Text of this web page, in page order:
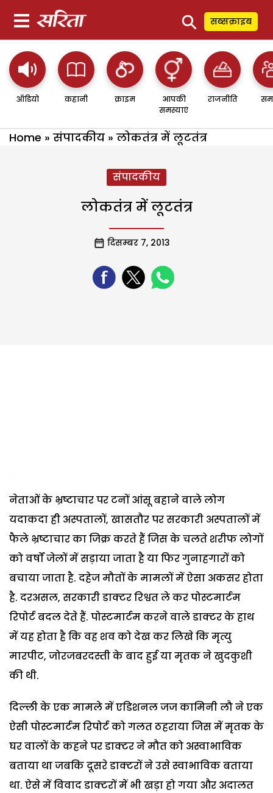
⚲ सब्सक्राइब
ऑडियो कहानी क्राइम
आपकी
समस्याएं
राजनीति
Home » संपादकीय » लोकतंत्र में लूटतंत्र
संपादकीय
लोकतंत्र में लूटतंत्र
दिसम्बर 7, 2013
नेताओं के भ्रष्टाचार पर टनों आंसू बहाने वाले लोग
यदाकदा ही अस्पतालों, खासतौर पर सरकारी अस्पतालों में
फैले भ्रष्टाचार का जिक्र करते हैं जिस के चलते शरीफ लोगों
को वर्षों जेलों में सड़ाया जाता है या फिर गुनाहगारों को
बचाया जाता है. दहेज मौतों के मामलों में ऐसा अकसर होता
है. दरअसल, सरकारी डाक्टर रिश्वत ले कर पोस्टमार्टम
रिपोर्ट बदल देते हैं. पोस्टमार्टम करने वाले डाक्टर के हाथ
में यह होता है कि वह शव को देख कर लिखे कि मृत्यु
मारपीट, जोरजबरदस्ती के बाद हुई या मृतक ने खुदकुशी
की थी.
दिल्ली के एक मामले में एडिशनल जज कामिनी लौ ने एक
ऐसी पोस्टमार्टम रिपोर्ट को गलत ठहराया जिस में मृतक के
घर वालों के कहने पर डाक्टर ने मौत को अस्वाभाविक
बताया था जबकि दूसरे डाक्टरों ने उसे स्वाभाविक बताया
था. ऐसे में विवाद डाक्टरों में भी खड़ा हो गया और अदालत